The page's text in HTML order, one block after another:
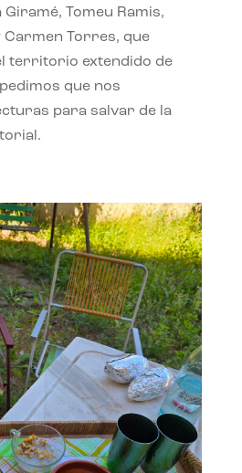
Giramé, Tomeu Ramis,
Carmen Torres, que
territorio extendido de
que nos
para salvar de la